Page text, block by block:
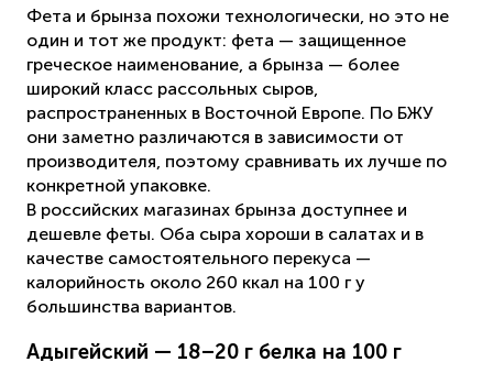
Фета и брынза похожи технологически, но это не
один и тот же продукт: фета — защищенное
греческое наименование, а брынза — более
широкий класс рассольных сыров,
распространенных в Восточной Европе. По БЖУ
они заметно различаются в зависимости от
производителя, поэтому сравнивать их лучше по
конкретной упаковке.
В российских магазинах брынза доступнее и
дешевле феты. Оба сыра хороши в салатах и в
качестве самостоятельного перекуса —
калорийность около 260 ккал на 100 г у
большинства вариантов.
Адыгейский — 18–20 г белка на 100 г